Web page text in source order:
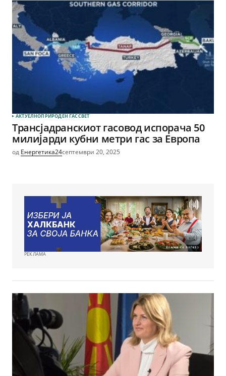
АКТУЕЛНОПРИРОДЕН ГАССВЕТ
Трансјадранскиот гасовод испорача 50
милијарди кубни метри гас за Европа
од Енергетика24септември 20, 2025
РЕКЛАМА